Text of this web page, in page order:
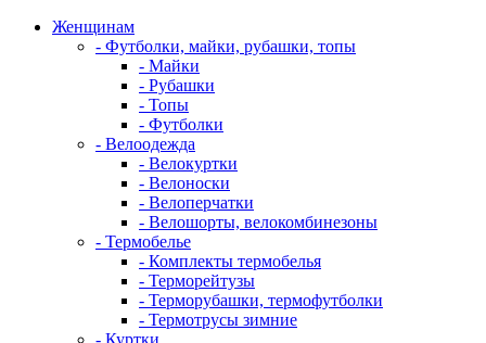
Женщинам
- Футболки, майки, рубашки, топы
- Майки
- Рубашки
- Топы
- Футболки
- Велоодежда
- Велокуртки
- Велоноски
- Велоперчатки
- Велошорты, велокомбинезоны
- Термобелье
- Комплекты термобелья
- Терморейтузы
- Терморубашки, термофутболки
- Термотрусы зимние
- Куртки